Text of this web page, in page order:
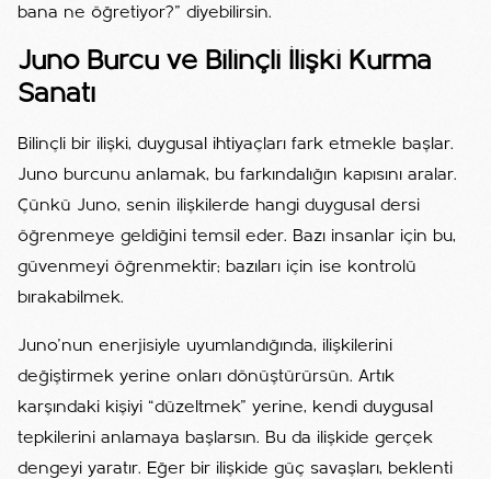
bana ne öğretiyor?” diyebilirsin.
Juno Burcu ve Bilinçli İlişki Kurma
Sanatı
Bilinçli bir ilişki, duygusal ihtiyaçları fark etmekle başlar.
Juno burcunu anlamak, bu farkındalığın kapısını aralar.
Çünkü Juno, senin ilişkilerde hangi duygusal dersi
öğrenmeye geldiğini temsil eder. Bazı insanlar için bu,
güvenmeyi öğrenmektir; bazıları için ise kontrolü
bırakabilmek.
Juno’nun enerjisiyle uyumlandığında, ilişkilerini
değiştirmek yerine onları dönüştürürsün. Artık
karşındaki kişiyi “düzeltmek” yerine, kendi duygusal
tepkilerini anlamaya başlarsın. Bu da ilişkide gerçek
dengeyi yaratır. Eğer bir ilişkide güç savaşları, beklenti